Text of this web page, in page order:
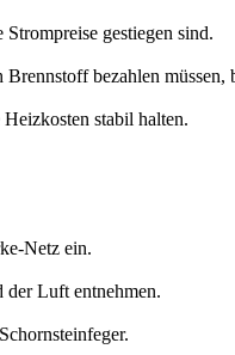
gestiegen sind.
bezahlen müssen,
stabil halten.
Netz ein.
Luft entnehmen.